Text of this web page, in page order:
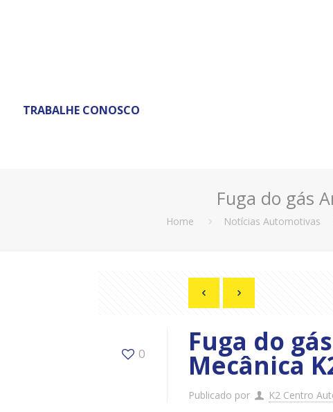
TRABALHE CONOSCO
Fuga do gás
Home Notícias Automotivas
0 Fuga do
Mecânica
Publicado por K2 Centro